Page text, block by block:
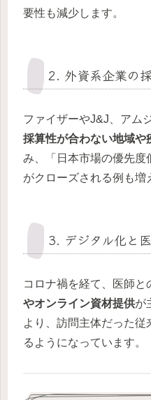
要性も減少します。
2. 外資系企業の
ファイザーやJ&J、アム
採算性が合わない地域や
み、「日本市場の優先度
がクローズされる例も増
3. デジタル化と
コロナ禍を経て、医師と
やオンライン資材提供が
より、訪問主体だった
るようになっています。